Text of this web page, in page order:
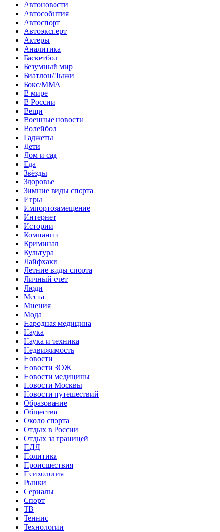
Автоновости
Автособытия
Автоспорт
Автоэксперт
Актеры
Аналитика
Баскетбол
Безумный мир
Биатлон/Лыжи
Бокс/MMA
В мире
В России
Вещи
Военные новости
Волейбол
Гаджеты
Дети
Дом и сад
Еда
Звёзды
Здоровье
Зимние виды спорта
Игры
Импортозамещение
Интернет
Истории
Компании
Криминал
Культура
Лайфхаки
Летние виды спорта
Личный счет
Люди
Места
Мнения
Мода
Народная медицина
Наука
Наука и техника
Недвижимость
Новости
Новости ЗОЖ
Новости медицины
Новости Москвы
Новости путешествий
Образование
Общество
Около спорта
Отдых в России
Отдых за границей
ПДД
Политика
Происшествия
Психология
Рынки
Сериалы
Спорт
ТВ
Теннис
Технологии